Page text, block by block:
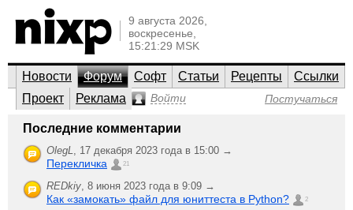
9 августа 2026,
воскресенье,
15:21:29 MSK
Новости Форум Софт Статьи Рецепты
Ссылки
Проект
Реклама Войти Постучаться
Общий по ИТ
Et cetera
Мероприятия (конференции, семинары, мастер-классы),
работа, новости, интернет и Web, безопасность.
Создать
;-)
Последние комментарии
OlegL, 17 декабря 2023 года в 15:00 →
Перекличка 21
REDkiy, 8 июня 2023 года в 9:09 →
Как «замокать» файл для юниттеста в Python? 2